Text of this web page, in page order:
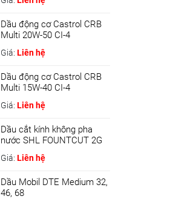
Dầu động cơ Castrol CRB
Multi 20W-50 CI-4
Giá: Liên hệ
Dầu động cơ Castrol CRB
Multi 15W-40 CI-4
Giá: Liên hệ
Dầu cắt kính không pha
nước SHL FOUNTCUT 2G
Giá: Liên hệ
Dầu Mobil DTE Medium 32,
46, 68